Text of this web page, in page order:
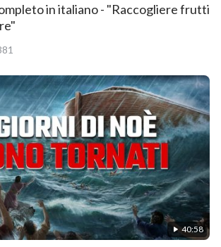
in italiano - "Raccogliere frutti
40:58